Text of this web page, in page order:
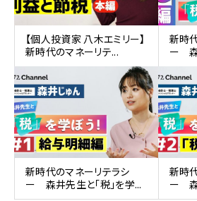
【個人投資家 八木エミリー】
新時代のマネーリテ...
新時
ー 森
新時代のマネーリテラシ
ー 森井先生と「税」を学...
新時
ー 森